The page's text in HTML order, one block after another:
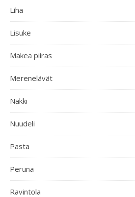
Liha
Lisuke
Makea piiras
Merenelävät
Nakki
Nuudeli
Pasta
Peruna
Ravintola